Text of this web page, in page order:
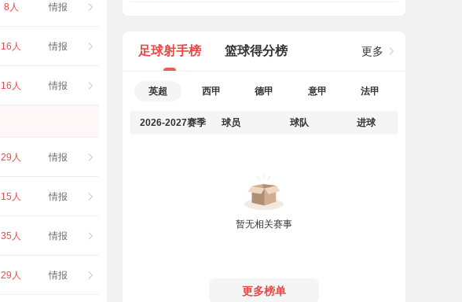
8人 情报
16人 情报
16人 情报
29人 情报
15人 情报
35人 情报
29人 情报
足球射手榜 篮球得分榜 更多
英超 西甲 德甲 意甲 法甲
2026-2027赛季 球员 球队 进球
暂无相关赛事
更多榜单